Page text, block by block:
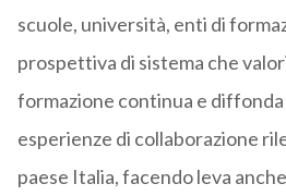
scuole, università, enti di
prospettiva di sistema che
formazione continua e
esperienze di collaborazione
paese Italia, facendo leva